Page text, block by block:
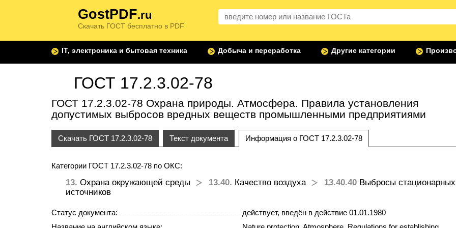
GostPDF.ru
Скачать ГОСТ бесплатно в PDF
IT, электроника и бытовая техника Добыча и переработка Другие категории
ГОСТ 17.2.3.02-78
ГОСТ 17.2.3.02-78 Охрана природы. Атмосфера. Правила установления
допустимых выбросов вредных веществ промышленными предприятиями
Скачать ГОСТ 17.2.3.02-78 Текст документа Информация о ГОСТ 17.2.3.02-78
Категории ГОСТ 17.2.3.02-78 по ОКС:
13. Охрана окружающей среды 13.40. Качество воздуха 13.40.40Выбросы стационарных
источников
Статус документа: действует, введён в действие 01.01.1980